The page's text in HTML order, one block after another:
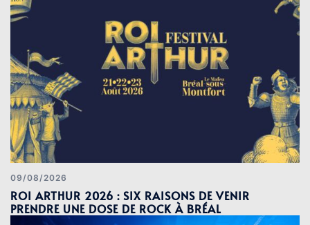
09/08/2026
ROI ARTHUR 2026 : SIX RAISONS DE VENIR
PRENDRE UNE DOSE DE ROCK À BRÉAL